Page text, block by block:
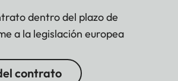
dentro del plazo de
a la legislación europea
contrato